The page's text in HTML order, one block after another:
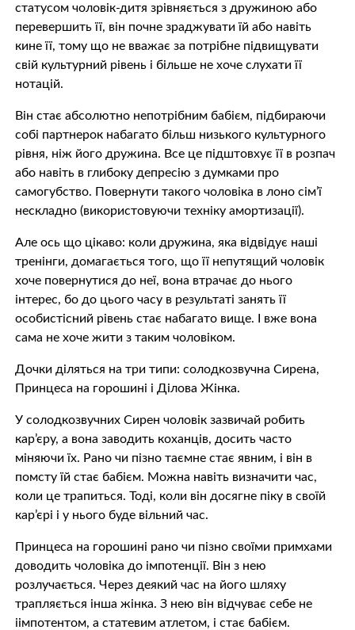
статусом чоловік-дитя зрівняється з дружиною або
перевершить її, він почне зраджувати їй або навіть
кине її, тому що не вважає за потрібне підвищувати
свій культурний рівень і більше не хоче слухати її
нотацій.
Він стає абсолютно непотрібним бабієм, підбираючи
собі партнерок набагато більш низького культурного
рівня, ніж його дружина. Все це підштовхує її в розпач
або навіть в глибоку депресію з думками про
самoгyбствo. Повернути такого чоловіка в лоно сім’ї
нескладно (використовуючи техніку амортизації).
Але ось що цікаво: коли дружина, яка відвідує наші
тренінги, домагається того, що її непутящий чоловік
хоче повернутися до неї, вона втрачає до нього
інтерес, бо до цього часу в результаті занять її
особистісний рівень стає набагато вище. І вже вона
сама не хоче жити з таким чоловіком.
Дочки діляться на три типи: солодкозвучнa Сирена,
Принцеса на горошині і Ділова Жінка.
У солодкозвучних Сирен чоловік зазвичай робить
кар’єру, а вона заводить коханців, досить часто
міняючи їх. Рано чи пізно таємне стає явним, і він в
помсту їй стає бабієм. Можна навіть визначити час,
коли це трапиться. Тоді, коли він досягне піку в своїй
кар’єрі і у нього буде вільний час.
Принцеса на горошині рано чи пізно своїми примхами
доводить чоловіка до iмпoтeнції. Він з нею
розлучається. Через деякий час на його шляху
трапляється інша жінка. З нею він відчуває себе не
iімпoтeнтом, а стaтeвим атлетом, і стає бабієм.